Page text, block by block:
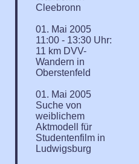
Cleebronn
01. Mai 2005
11:00 - 13:30 Uhr:
11 km DVV-
Wandern in
Oberstenfeld
01. Mai 2005
Suche von
weiblichem
Aktmodell für
Studentenfilm in
Ludwigsburg